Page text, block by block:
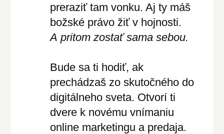
preraziť tam vonku. Aj ty máš
božské právo žiť v hojnosti.
A pritom zostať sama sebou.
Bude sa ti hodiť, ak
prechádzaš zo skutočného do
digitálneho sveta. Otvorí ti
dvere k novému vnímaniu
online marketingu a predaja.